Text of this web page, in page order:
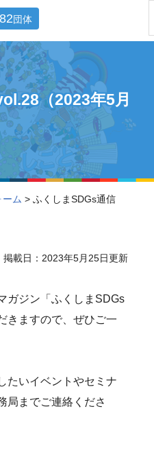
団体
（2023年5月
ム > ふくしまSDGs通信
掲載日：2023年5月25日更新
ガジン「ふくしまSDGs
きますので、ぜひご一
たいイベントやセミナ
局までご連絡くださ